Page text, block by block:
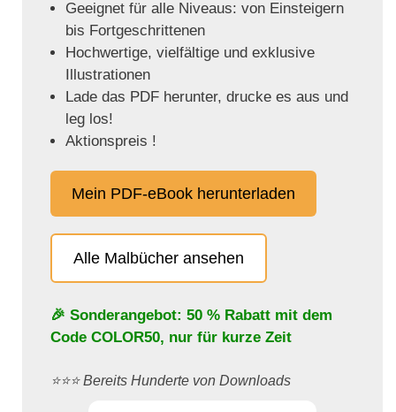
Geeignet für alle Niveaus: von Einsteigern
bis Fortgeschrittenen
Hochwertige, vielfältige und exklusive
Illustrationen
Lade das PDF herunter, drucke es aus und
leg los!
Aktionspreis !
Mein PDF-eBook herunterladen
Alle Malbücher ansehen
🎉 Sonderangebot: 50 % Rabatt mit dem
Code COLOR50, nur für kurze Zeit
⭐️⭐️⭐️ Bereits Hunderte von Downloads